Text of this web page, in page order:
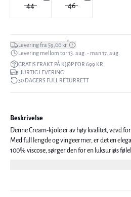
44 46
Levering fra 59,00 kr*
Levering mellom tor 13. aug. - man 17. aug.
GRATIS FRAKT PÅ KJØP FOR 699 KR.
HURTIG LEVERING
30 DAGERS FULL RETURRETT
Beskrivelse
Denne Cream-kjole er av høy kvalitet, vevd
Med full lengde og vingeermer, er det en
100% viscose, sørger den for en luksuriøs følelse. Modellen er 176 cm